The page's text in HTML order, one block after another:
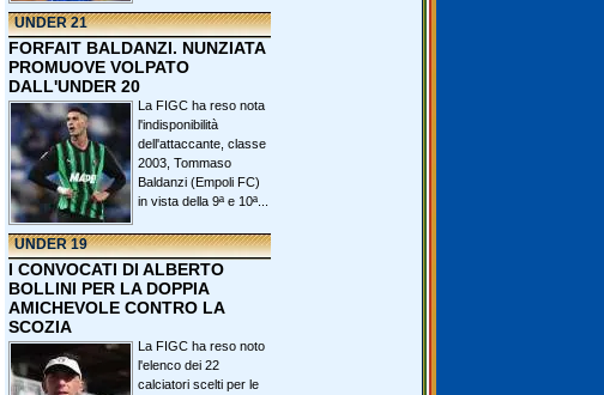
UNDER 21
FORFAIT BALDANZI. NUNZIATA
PROMUOVE VOLPATO
DALL'UNDER 20
La FIGC ha reso nota
l'indisponibilità
dell'attaccante, classe
2003, Tommaso
Baldanzi (Empoli FC)
in vista della 9ª e 10ª...
UNDER 19
I CONVOCATI DI ALBERTO
BOLLINI PER LA DOPPIA
AMICHEVOLE CONTRO LA
SCOZIA
La FIGC ha reso noto
l'elenco dei 22
calciatori scelti per le